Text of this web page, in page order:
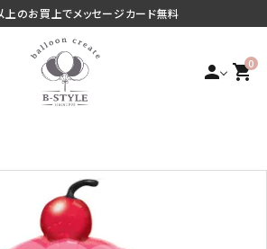
のお買上でメッセージカード無料
person 0
shopping_cart